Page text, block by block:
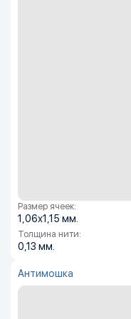
Размер ячеек:
1,06х1,15 мм.
Толщина нити:
0,13 мм.
Антимошка